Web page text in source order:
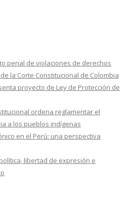
penal de violaciones de derechos
la Corte Constitucional de Colombia
proyecto de Ley de Protección de
ordena reglamentar el
a los pueblos indígenas
en el Perú: una perspectiva
libertad de expresión e